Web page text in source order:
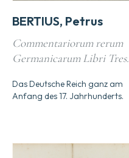
BERTIUS, Petrus
Commentariorum rerum
Germanicarum Libri Tres.
Das Deutsche Reich ganz am
Anfang des 17. Jahrhunderts.